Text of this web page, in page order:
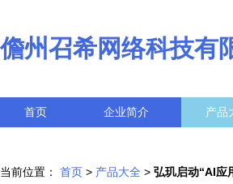
儋州召希网络科技有
首页 企业简介 产品
当前位置： 首页 > 产品大全 > 弘玑启动“AI应